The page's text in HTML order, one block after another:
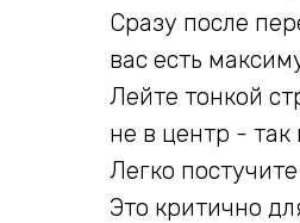
Сразу после
вас есть
Лейте тонкой
не в центр -
Легко
Это критично